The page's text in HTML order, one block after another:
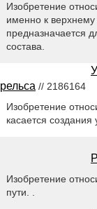
Изобретение
именно к
предназначается
состава.
рельса // 2186164
Изобретение
касается создания
Изобретение
пути. .